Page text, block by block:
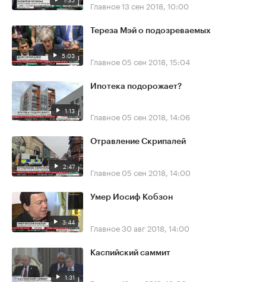
Главное13 сен 2018, 10:00
5:03
Тереза Мэй о подозреваемых
Главное 05 сен 2018, 15:04
1:13
Ипотека подорожает?
Главное 05 сен 2018, 14:06
2:47
Отравление Скрипалей
Главное 05 сен 2018, 14:00
3:44
Умер Иосиф Кобзон
Главное30 авг 2018, 14:00
1:31
Каспийский саммит